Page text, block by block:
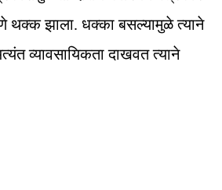
थक्क झाला. धक्का बसल्यामुळे त्याने
व्यावसायिकता दाखवत त्याने